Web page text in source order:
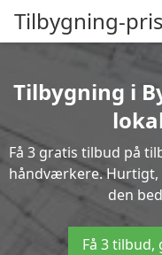
Tilbygning-
Tilbygning i
Få 3 gratis tilbud på
håndværkere. Hurtigt,
den
Få 3